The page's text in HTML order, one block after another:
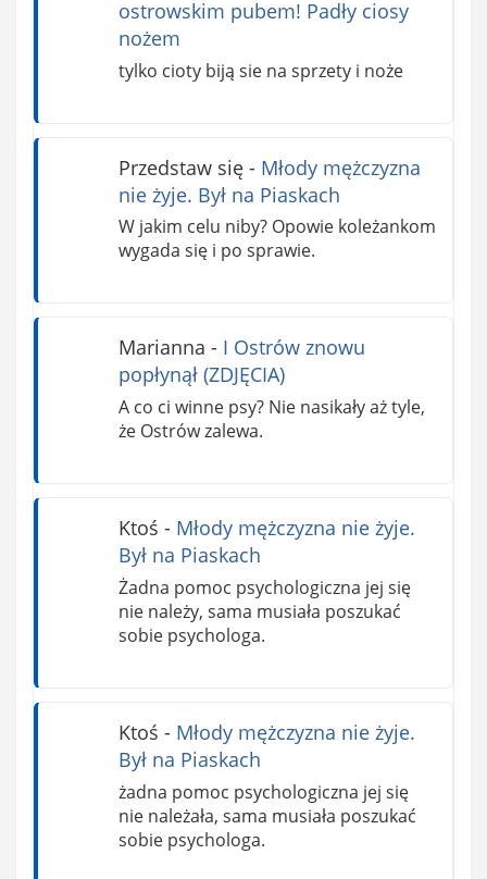
ostrowskim pubem! Padły ciosy
nożem
tylko cioty biją sie na sprzety i noże
Przedstaw się- Młody mężczyzna
nie żyje. Był na Piaskach
W jakim celu niby? Opowie koleżankom
wygada się i po sprawie.
Marianna - I Ostrów znowu
popłynął (ZDJĘCIA)
A co ci winne psy? Nie nasikały aż tyle,
że Ostrów zalewa.
Ktoś - Młody mężczyzna nie żyje.
Był na Piaskach
Żadna pomoc psychologiczna jej się
nie należy, sama musiała poszukać
sobie psychologa.
Ktoś - Młody mężczyzna nie żyje.
Był na Piaskach
żadna pomoc psychologiczna jej się
nie należała, sama musiała poszukać
sobie psychologa.